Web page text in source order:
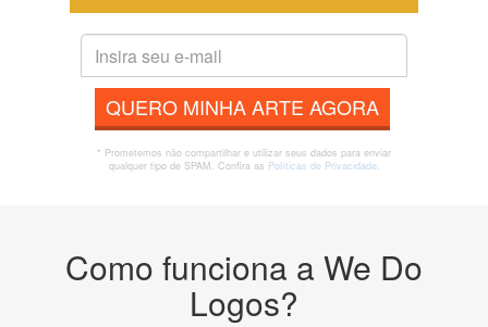
QUERO MINHA ARTE AGORA
* Prometemos não compartilhar e utilizar seus dados para enviar
qualquer tipo de SPAM. Confira as Políticas de Privacidade.
Como funciona a We Do
Logos?